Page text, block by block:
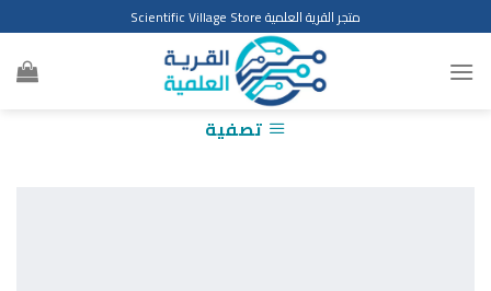
to
content
متجر القرية العلمية Scientific Village Store
تصفية